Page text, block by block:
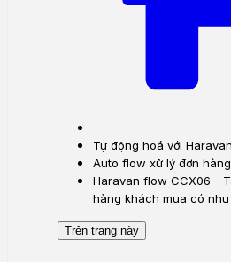
Tự động hoá với
Auto flow xử lý đơn hàng
Haravan flow CCX06 -
hàng khách mua có
Trên trang này